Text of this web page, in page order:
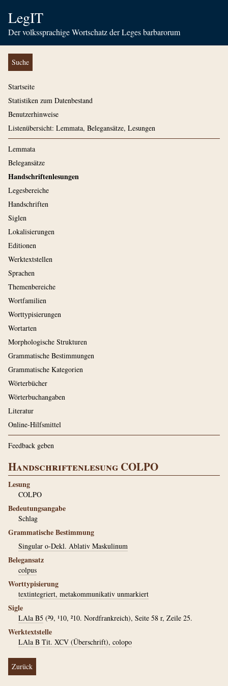
LegIT
Der volkssprachige Wortschatz der Leges barbarorum
Suche
Startseite
Statistiken zum Datenbestand
Benutzerhinweise
Listenübersicht: Lemmata, Belegansätze, Lesungen
Lemmata
Belegansätze
Handschriftenlesungen
Legesbereiche
Handschriften
Siglen
Lokalisierungen
Editionen
Werktextstellen
Sprachen
Themenbereiche
Wortfamilien
Worttypisierungen
Wortarten
Morphologische Strukturen
Grammatische Bestimmungen
Grammatische Kategorien
Wörterbücher
Wörterbuchangaben
Literatur
Online-Hilfsmittel
Feedback geben
Handschriftenlesung COLPO
Lesung
COLPO
Bedeutungsangabe
Schlag
Grammatische Bestimmung
Singular o-Dekl. Ablativ Maskulinum
Belegansatz
colpus
Worttypisierung
textintegriert, metakommunikativ unmarkiert
Sigle
LAla B5 (²9, ¹10, ²10. Nordfrankreich), Seite 58 r, Zeile 25.
Werktextstelle
LAla B Tit. XCV (Überschrift), colopo
Zurück